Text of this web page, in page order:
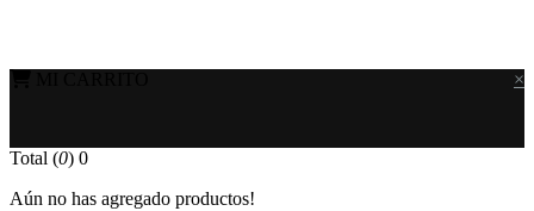
×
Total (0) 0
Aún no has agregado productos!